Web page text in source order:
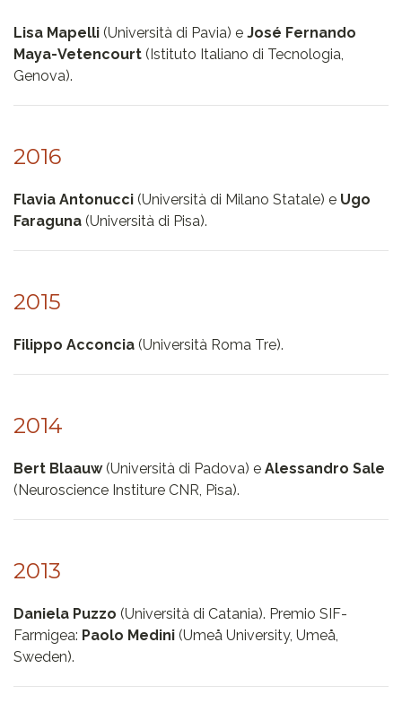
Lisa Mapelli (Università di Pavia) e José Fernando
Maya-Vetencourt (Istituto Italiano di Tecnologia,
Genova).
2016
Flavia Antonucci (Università di Milano Statale) e Ugo
Faraguna (Università di Pisa).
2015
Filippo Acconcia (Università Roma Tre).
2014
Bert Blaauw(Università di Padova) e Alessandro Sale
(Neuroscience Institure CNR, Pisa).
2013
Daniela Puzzo (Università di Catania). Premio SIF-
Farmigea: Paolo Medini (Umeå University, Umeå,
Sweden).